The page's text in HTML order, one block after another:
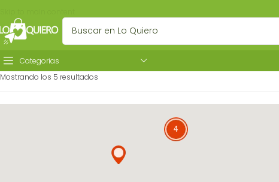
Categorias
Mostrando los 5 resultados
4